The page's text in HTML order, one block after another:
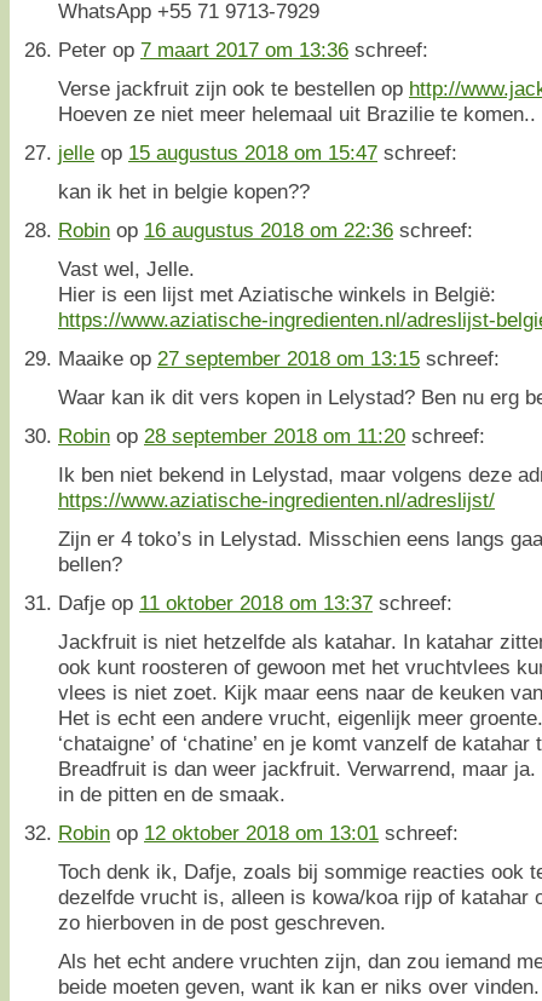
WhatsApp +55 71 9713-7929
Peter op 7 maart 2017 om 13:36 schreef:
Verse jackfruit zijn ook te bestellen op http://
Hoeven ze niet meer helemaal uit Brazilie te komen..
jelle op 15 augustus 2018 om 15:47 schreef:
kan ik het in belgie kopen??
Robin op 16 augustus 2018 om 22:36 schreef:
Vast wel, Jelle.
Hier is een lijst met Aziatische winkels in België:
https://www.aziatische-ingredienten.nl/adreslijst-
Maaike op 27 september 2018 om 13:15 schreef:
Waar kan ik dit vers kopen in Lelystad? Ben nu erg
Robin op 28 september 2018 om 11:20 schreef:
Ik ben niet bekend in Lelystad, maar volgens deze
https://www.aziatische-ingredienten.nl/adreslijst/
Zijn er 4 toko’s in Lelystad. Misschien eens langs
bellen?
Dafje op 11 oktober 2018 om 13:37 schreef:
Jackfruit is niet hetzelfde als katahar. In katahar
ook kunt roosteren of gewoon met het vruchtvlees
vlees is niet zoet. Kijk maar eens naar de keuken
Het is echt een andere vrucht, eigenlijk meer
‘chataigne’ of ‘chatine’ en je komt vanzelf de
Breadfruit is dan weer jackfruit. Verwarrend, maar
in de pitten en de smaak.
Robin op 12 oktober 2018 om 13:01 schreef:
Toch denk ik, Dafje, zoals bij sommige reacties ook
dezelfde vrucht is, alleen is kowa/koa rijp of katahar
zo hierboven in de post geschreven.
Als het echt andere vruchten zijn, dan zou iemand
beide moeten geven, want ik kan er niks over vinden.